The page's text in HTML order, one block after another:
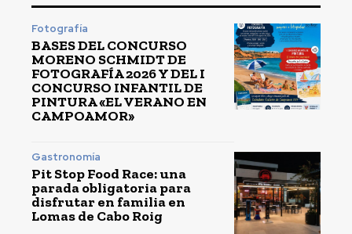
Fotografía
BASES DEL CONCURSO
MORENO SCHMIDT DE
FOTOGRAFÍA 2026 Y DEL I
CONCURSO INFANTIL DE
PINTURA «EL VERANO EN
CAMPOAMOR»
Gastronomía
Pit Stop Food Race: una
parada obligatoria para
disfrutar en familia en
Lomas de Cabo Roig